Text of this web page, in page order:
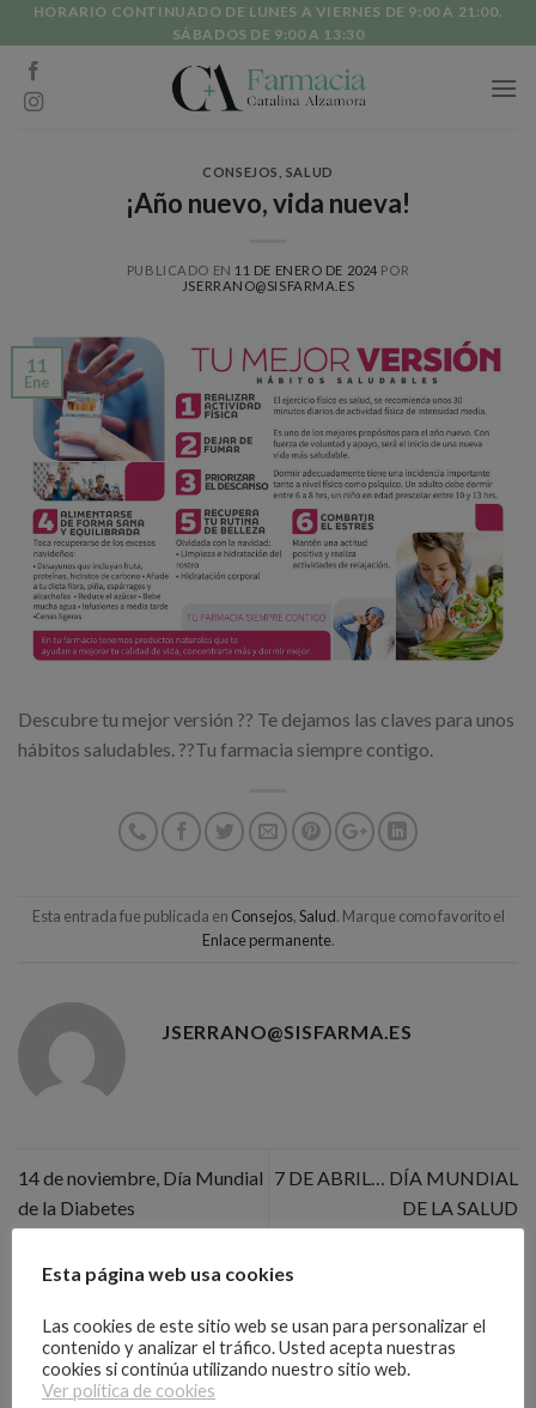
to
content
HORARIO CONTINUADO DE LUNES A VIERNES DE 9:00 A 21:00.
SÁBADOS DE 9:00 A 13:30
CONSEJOS SALUD
¡Año nuevo, vida nueva!
PUBLICADO EN 11 DE ENERO DE 2024 POR
JSERRANO@SISFARMA.ES
11
Ene
Descubre tu mejor versión ?? Te dejamos las claves para unos
hábitos saludables. ??Tu farmacia siempre contigo.
Esta entrada fue publicada en Consejos,Salud. Marque como favorito el
Enlace permanente.
JSERRANO@SISFARMA.ES
14 de noviembre, Día Mundial
de la Diabetes
7 DE ABRIL… DÍA MUNDIAL
DE LA SALUD
Buscar
BUSCAR
Esta página web usa cookies
Las cookies de este sitio web se usan para personalizar el
contenido y analizar el tráfico. Usted acepta nuestras
cookies si continúa utilizando nuestro sitio web.
Ver política de cookies